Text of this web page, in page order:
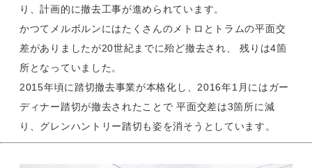
り、計画的に撤去工事が進められています。
かつてメルボルンにはたくさんのメトロとトラムの平面交
差がありましたが20世紀までに殆ど撤去され、 残りは4箇
所となっていました。
2015年頃に踏切撤去事業が本格化し、2016年1月にはガー
ディナー踏切が撤去されたことで 平面交差は3箇所に減
り、グレンハントリー踏切も姿を消そうとしています。